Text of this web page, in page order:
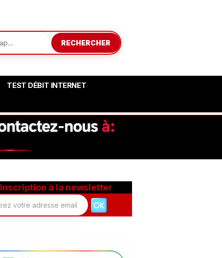
RECHERCHER
TEST DÉBIT INTERNET
Inscription à la newsletter